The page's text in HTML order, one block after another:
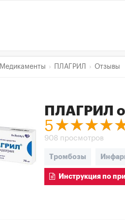
Медикаменты ПЛАГРИЛ Отзывы
ПЛАГРИЛ
5
908 просмотров
Тромбозы
Инструкция по